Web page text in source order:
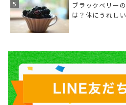
ブラックベリー
は？体にうれし